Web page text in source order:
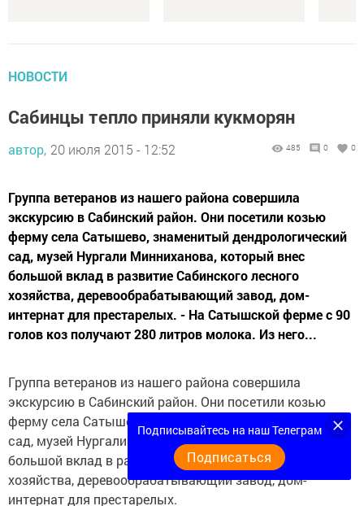
НОВОСТИ
Сабинцы тепло приняли кукморян
автор, 20 июля 2015 - 12:52 485 0 0
Группа ветеранов из нашего района совершила
экскурсию в Сабинский район. Они посетили козью
ферму села Сатышево, знаменитый дендрологический
сад, музей Нургали Минниханова, который внес
большой вклад в развитие Сабинского лесного
хозяйства, деревообрабатывающий завод, дом-
интернат для престарелых. - На Сатышской ферме с 90
голов коз получают 280 литров молока. Из него...
Группа ветеранов из нашего района совершила
экскурсию в Сабинский район. Они посетили козью
ферму села Сатышево, знаменитый дендрологический
сад, музей Нургали Минниханова, который внес
большой вклад в развитие Сабинского лесного
хозяйства, деревообрабатывающий завод, дом-
интернат для престарелых.
Подписывайтесь на наш Телеграм
Подписаться